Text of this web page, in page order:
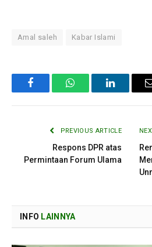
Amal saleh Kabar Islami
FacebookWhatsAppLinkedIn
PREVIOUS ARTICLE
Respons DPR atas
Permintaan Forum Ulama
INFO LAINNYA